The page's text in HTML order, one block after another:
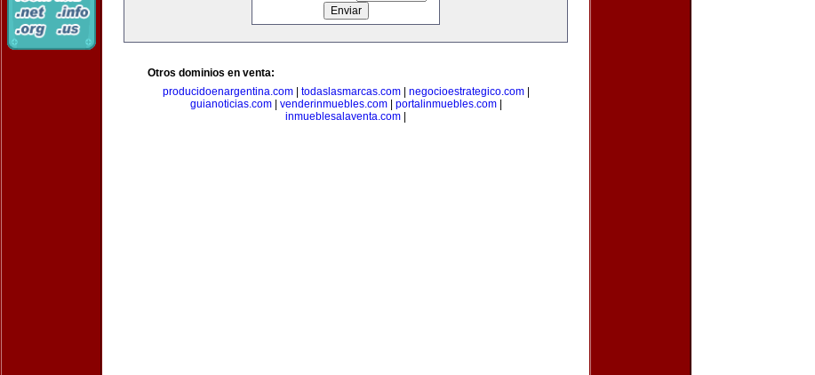
Otros dominios en venta:
producidoenargentina.com| todaslasmarcas.com| negocioestrategico.com|
guianoticias.com| venderinmuebles.com| portalinmuebles.com|
inmueblesalaventa.com